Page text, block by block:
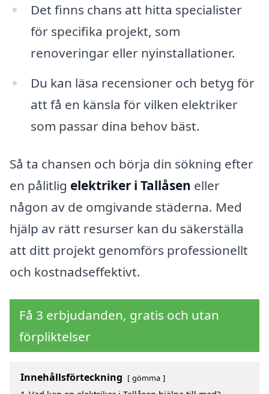
Det finns chans att hitta specialister
för specifika projekt, som
renoveringar eller nyinstallationer.
Du kan läsa recensioner och betyg för
att få en känsla för vilken elektriker
som passar dina behov bäst.
Så ta chansen och börja din sökning efter
en pålitlig elektriker i Tallåsen eller
någon av de omgivande städerna. Med
hjälp av rätt resurser kan du säkerställa
att ditt projekt genomförs professionellt
och kostnadseffektivt.
Få 3 erbjudanden, gratis och utan
förpliktelser
Innehållsförteckning gömma